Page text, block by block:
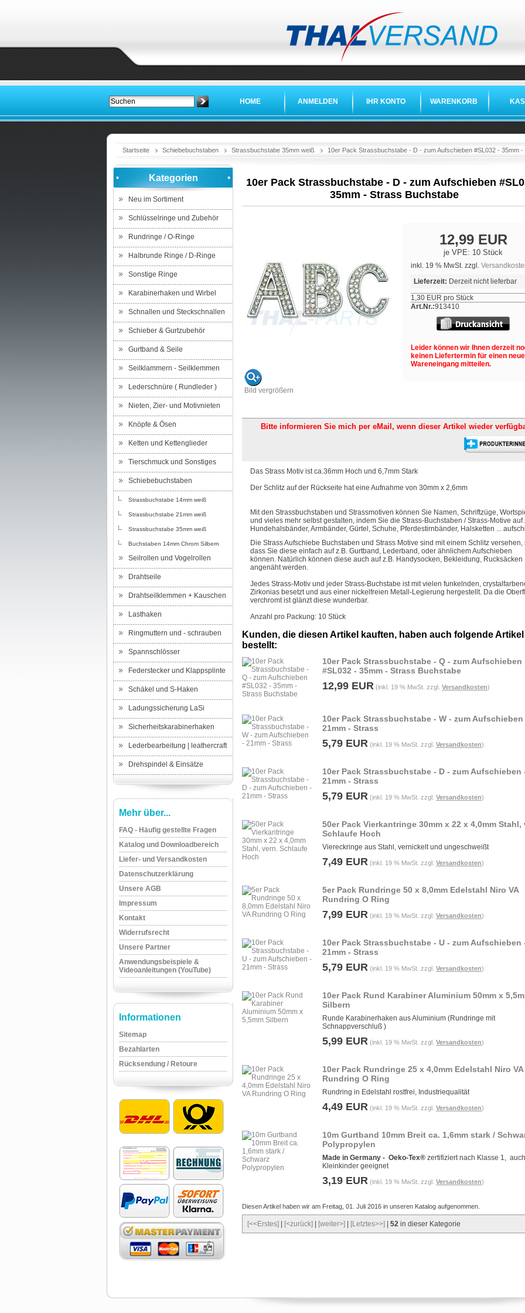
HOME ANMELDEN IHR KONTO WARENKORB
Startseite Schiebebuchstaben Strassbuchstabe 35mm weiß 10er Pack Strassbuchstabe - D - zum Aufschieben #SL032 - 35mm
Kategorien
Neu im Sortiment
Schlüsselringe und Zubehör
Rundringe / O-Ringe
Halbrunde Ringe / D-Ringe
Sonstige Ringe
Karabinerhaken und Wirbel
Schnallen und Steckschnallen
Schieber & Gurtzubehör
Gurtband & Seile
Seilklammern - Seilklemmen
Lederschnüre ( Rundleder )
Nieten, Zier- und Motivnieten
Knöpfe & Ösen
Ketten und Kettenglieder
Tierschmuck und Sonstiges
Schiebebuchstaben
Strassbuchstabe 14mm weiß
Strassbuchstabe 21mm weiß
Strassbuchstabe 35mm weiß
Buchstaben 14mm Chrom Silbern
Seilrollen und Vogelrollen
Drahtseile
Drahtseilklemmen + Kauschen
Lasthaken
Ringmuttern und - schrauben
Spannschlösser
Federstecker und Klappsplinte
Schäkel und S-Haken
Ladungssicherung LaSi
Sicherheitskarabinerhaken
Lederbearbeitung | leathercraft
Drehspindel & Einsätze
Mehr über...
FAQ - Häufig gestellte Fragen
Katalog und Downloadbereich
Liefer- und Versandkosten
Datenschutzerklärung
Unsere AGB
Impressum
Kontakt
Widerrufsrecht
Unsere Partner
Anwendungsbeispiele &
Videoanleitungen (YouTube)
Informationen
Sitemap
Bezahlarten
Rücksendung / Retoure
10er Pack Strassbuchstabe - D - zum Aufschieben
35mm - Strass Buchstabe
Bild vergrößern
12,99 EUR
je VPE: 10 Stück
inkl. 19 % MwSt. zzgl.
Lieferzeit: Derzeit nicht lieferbar
1,30 EUR pro Stück
Art.Nr.:913410
Leider können wir Ihnen derzeit
keinen Liefertermin für einen
Wareneingang mitteilen.
Bitte informieren Sie mich per eMail, wenn dieser Artikel wieder
Das Strass Motiv ist ca.36mm Hoch und 6,7mm Stark
Der Schlitz auf der Rückseite hat eine Aufnahme von 30mm x 2,6mm
Mit den Strassbuchstaben und Strassmotiven können Sie Namen, Schriftzüge,
und vieles mehr selbst gestalten, indem Sie die Strass-Buchstaben / Strass-Motive auf
Hundehalsbänder, Armbänder, Gürtel, Schuhe, Pferdestirnbänder, Halsketten ...
Die Strass Aufschiebe Buchstaben und Strass Motive sind mit einem Schlitz versehen,
dass Sie diese einfach auf z.B. Gurtband, Lederband, oder ähnlichem Aufschieben
können. Natürlich können diese auch auf z.B. Handysocken, Bekleidung, Rucksäcken
angenäht werden.
Jedes Strass-Motiv und jeder Strass-Buchstabe ist mit vielen funkelnden,
Zirkonias besetzt und aus einer nickelfreien Metall-Legierung hergestellt. Da die
verchromt ist glänzt diese wunderbar.
Anzahl pro Packung: 10 Stück
Kunden, die diesen Artikel kauften, haben auch folgende Artikel
bestellt:
10er Pack Strassbuchstabe - Q - zum Aufschieben
#SL032 - 35mm - Strass Buchstabe
12,99 EUR (inkl. 19 % MwSt. zzgl. Versandkosten)
10er Pack Strassbuchstabe - W - zum Aufschieben
21mm - Strass
5,79 EUR (inkl. 19 % MwSt. zzgl. Versandkosten)
10er Pack Strassbuchstabe - D - zum Aufschieben
21mm - Strass
5,79 EUR (inkl. 19 % MwSt. zzgl. Versandkosten)
50er Pack Vierkantringe 30mm x 22 x 4,0mm Stahl,
Schlaufe Hoch
Viereckringe aus Stahl, vernickelt und ungeschweißt
7,49 EUR (inkl. 19 % MwSt. zzgl. Versandkosten)
5er Pack Rundringe 50 x 8,0mm Edelstahl Niro VA
Rundring O Ring
7,99 EUR (inkl. 19 % MwSt. zzgl. Versandkosten)
10er Pack Strassbuchstabe - U - zum Aufschieben
21mm - Strass
5,79 EUR (inkl. 19 % MwSt. zzgl. Versandkosten)
10er Pack Rund Karabiner Aluminium 50mm x
Silbern
Runde Karabinerhaken aus Aluminium (Rundringe mit
Schnappverschluß )
5,99 EUR (inkl. 19 % MwSt. zzgl. Versandkosten)
10er Pack Rundringe 25 x 4,0mm Edelstahl Niro VA
Rundring O Ring
Rundring in Edelstahl rostfrei, Industriequalität
4,49 EUR (inkl. 19 % MwSt. zzgl. Versandkosten)
10m Gurtband 10mm Breit ca. 1,6mm stark /
Polypropylen
Made in Germany - Oeko-Tex® zertifiziert nach Klasse 1,
Kleinkinder geeignet
3,19 EUR (inkl. 19 % MwSt. zzgl. Versandkosten)
Diesen Artikel haben wir am Freitag, 01. Juli 2016 in unseren Katalog aufgenommen.
[<<Erstes] [<zurück] [weiter>] [Letztes>>] 52 in dieser Kategorie